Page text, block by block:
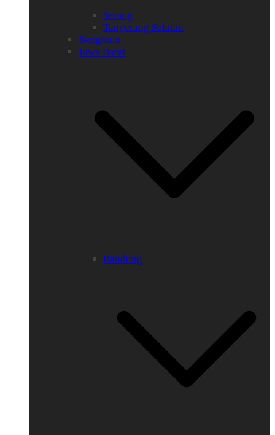
Serang
Tangerang Selatan
Bengkulu
Jawa Barat
Bandung